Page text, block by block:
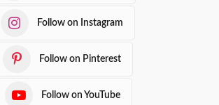
Follow on Instagram
Follow on Pinterest
Follow on YouTube